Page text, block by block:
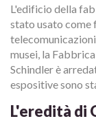
L'edificio della
stato usato come
musei, la
Schindler è
espositive sono
L'eredità di